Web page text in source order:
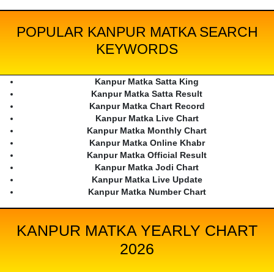
POPULAR KANPUR MATKA SEARCH
KEYWORDS
Kanpur Matka Satta King
Kanpur Matka Satta Result
Kanpur Matka Chart Record
Kanpur Matka Live Chart
Kanpur Matka Monthly Chart
Kanpur Matka Online Khabr
Kanpur Matka Official Result
Kanpur Matka Jodi Chart
Kanpur Matka Live Update
Kanpur Matka Number Chart
KANPUR MATKA YEARLY CHART
2026